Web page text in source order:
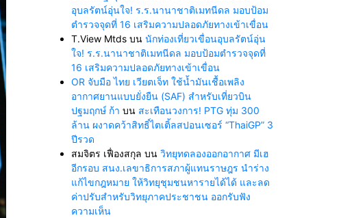
อุบลรัตน์อุ่นใจ! ร.ร.นานาชาติเมทนีดล มอบป้อม
ตำรวจจุดที่ 16 เสริมความปลอดภัยทางเข้าเขื่อน
T.View Mtds บน นักท่องเที่ยวเขื่อนอุบลรัตน์อุ่น
ใจ! ร.ร.นานาชาติเมทนีดล มอบป้อมตำรวจจุดที่
16 เสริมความปลอดภัยทางเข้าเขื่อน
OR จับมือ ไทย เวียตเจ็ท ใช้น้ำมันเชื้อเพลิง
อากาศยานแบบยั่งยืน (SAF) สำหรับเที่ยวบิน
ปฐมฤกษ์ ก้า บน สะเทือนวงการ! PTG ทุ่ม 300
ล้าน ผงาดคว้าสิทธิ์ไตเติ้ลสปอนเซอร์ “ThaiGP” 3
ปีรวด
สมจิตร เฟื่องสกุล บน วิทยุทดลองออกอากาศ มีเฮ
อีกรอบ สนง.เลขาธิการสภาผู้แทนราษฎร นำร่าง
แก้ไขกฎหมาย ให้วิทยุชุมชนหารายได้ได้ และลด
ค่าปรับสำหรับวิทยุภาคประชาชน ออกรับฟัง
ความเห็น